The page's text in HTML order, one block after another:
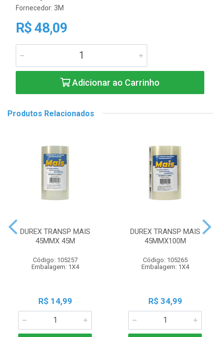
Fornecedor: 3M
R$ 48,09
Adicionar ao Carrinho
Produtos Relacionados
DUREX TRANSP MAIS
45MMX 45M
Código: 105257
Embalagem: 1X4
R$ 14,99
DUREX TRANSP MAIS
45MMX100M
Código: 105265
Embalagem: 1X4
R$ 34,99